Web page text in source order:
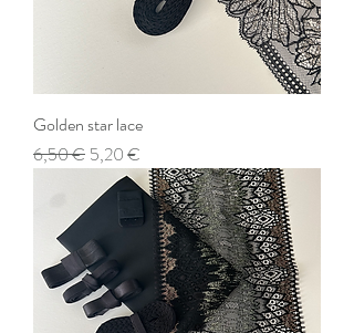
Golden star lace
Prix original
6,50 € Prix promotionnel
5,20 €